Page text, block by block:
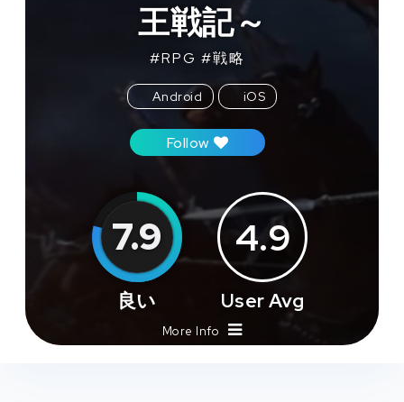
王戦記～
#RPG #戦略
Android iOS
Follow
7.9
良い
4.9
User Avg
More Info